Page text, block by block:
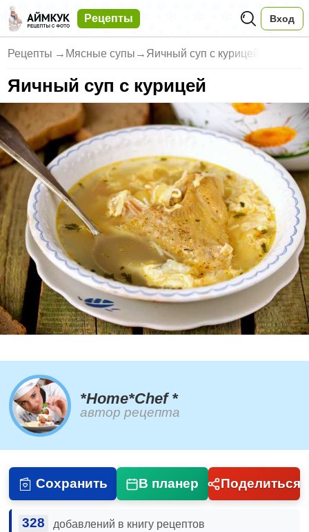
Рецепты Вход
Рецепты → Мясные супы → Яичный суп с курицей
Яичный суп с курицей
*Home*Chef *
автор рецепта
Сохранить В планер Поделиться
328 добавлений в книгу рецептов